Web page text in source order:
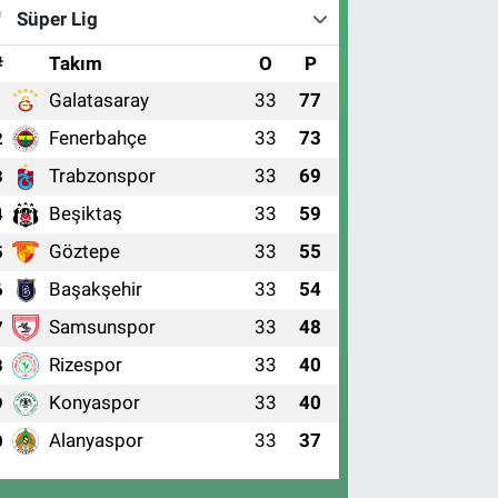
Süper Lig
Takım O P
Galatasaray 33 77
Fenerbahçe 33 73
Trabzonspor 33 69
Beşiktaş 33 59
Göztepe 33 55
Başakşehir 33 54
Samsunspor 33 48
Rizespor 33 40
Konyaspor 33 40
Alanyaspor 33 37